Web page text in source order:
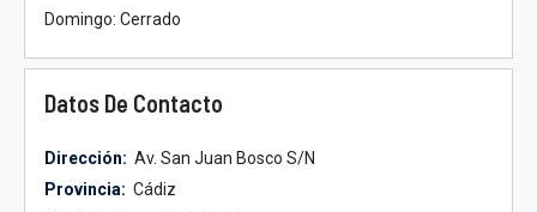
Domingo: Cerrado
Datos De Contacto
Dirección: Av. San Juan Bosco S/N
Provincia: Cádiz